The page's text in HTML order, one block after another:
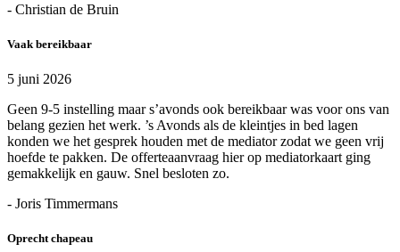
- Christian de Bruin
Vaak bereikbaar
5 juni 2026
Geen 9-5 instelling maar s’avonds ook bereikbaar was voor ons van
belang gezien het werk. ’s Avonds als de kleintjes in bed lagen
konden we het gesprek houden met de mediator zodat we geen vrij
hoefde te pakken. De offerteaanvraag hier op mediatorkaart ging
gemakkelijk en gauw. Snel besloten zo.
- Joris Timmermans
Oprecht chapeau